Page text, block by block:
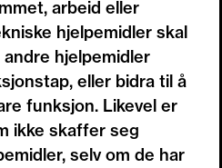
arbeid eller
hjelpemidler skal
hjelpemidler
eller bidra til å
funksjon. Likevel er
ikke skaffer seg
selv om de har